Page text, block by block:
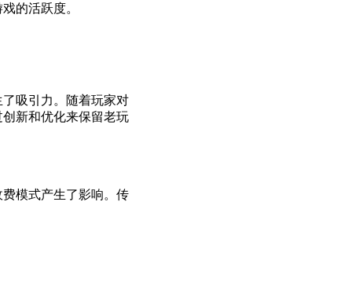
的活跃度。
吸引力。随着玩家对
新和优化来保留老玩
模式产生了影响。传